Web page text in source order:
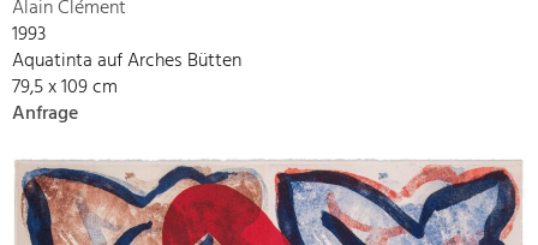
Alain Clément
1993
Aquatinta auf Arches Bütten
79,5 x 109 cm
Anfrage